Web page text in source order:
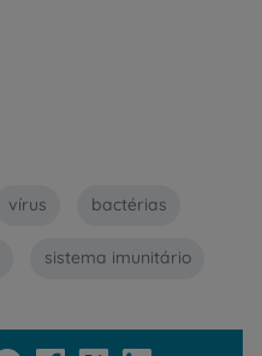
vírus bactérias
sistema imunitário